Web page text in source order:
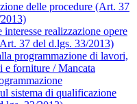
delle procedure (Art. 37
realizzazione opere
37 del d.lgs. 33/2013)
programmazione di lavori,
e forniture / Mancata
sistema di qualificazione